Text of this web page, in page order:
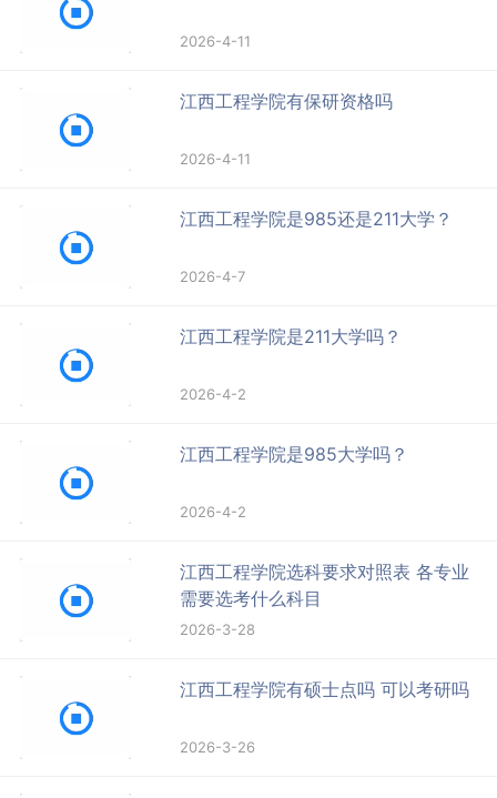
2026-4-11
江西工程学院有保研资格吗
2026-4-11
江西工程学院是985还是211大学？
2026-4-7
江西工程学院是211大学吗？
2026-4-2
江西工程学院是985大学吗？
2026-4-2
江西工程学院选科要求对照表 各专业
需要选考什么科目
2026-3-28
江西工程学院有硕士点吗 可以考研吗
2026-3-26